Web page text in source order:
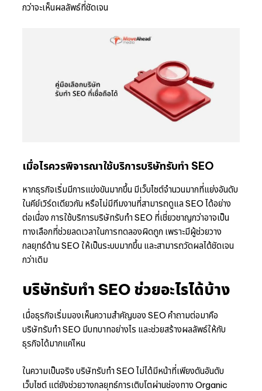
กว่าจะเห็นผลลัพธ์ที่ชัดเจน
เมื่อไรควรพิจารณาใช้บริการบริษัทรับทำ SEO
หากธุรกิจเริ่มมีการแข่งขันมากขึ้น มีเว็บไซต์จำนวนมากที่แย่งอันดับ
ในคีย์เวิร์ดเดียวกัน หรือไม่มีทีมงานที่สามารถดูแล SEO ได้อย่าง
ต่อเนื่อง การใช้บริการบริษัทรับทำ SEO ที่เชี่ยวชาญกว่าอาจเป็น
ทางเลือกที่ช่วยลดเวลาในการทดลองผิดถูก เพราะมีผู้ช่วยวาง
กลยุทธ์ด้าน SEO ให้เป็นระบบมากขึ้น และสามารถวัดผลได้ชัดเจน
กว่าเดิม
บริษัทรับทำ SEO ช่วยอะไรได้บ้าง
เมื่อธุรกิจเริ่มมองเห็นความสำคัญของ SEO คำถามต่อมาคือ
บริษัทรับทำ SEO มีบทบาทอย่างไร และช่วยสร้างผลลัพธ์ให้กับ
ธุรกิจได้มากแค่ไหน
ในความเป็นจริง บริษัทรับทำ SEO ไม่ได้มีหน้าที่เพียงดันอันดับ
เว็บไซต์ แต่ยังช่วยวางกลยุทธ์การเติบโตผ่านช่องทาง Organic